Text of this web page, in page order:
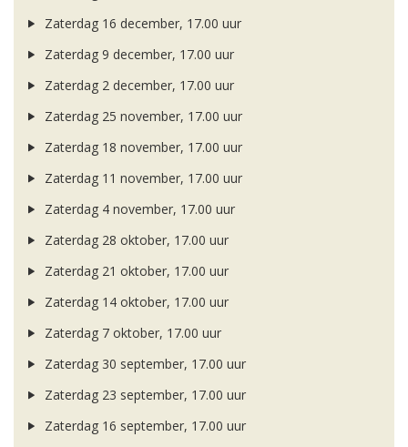
Zaterdag 16 december, 17.00 uur
Zaterdag 9 december, 17.00 uur
Zaterdag 2 december, 17.00 uur
Zaterdag 25 november, 17.00 uur
Zaterdag 18 november, 17.00 uur
Zaterdag 11 november, 17.00 uur
Zaterdag 4 november, 17.00 uur
Zaterdag 28 oktober, 17.00 uur
Zaterdag 21 oktober, 17.00 uur
Zaterdag 14 oktober, 17.00 uur
Zaterdag 7 oktober, 17.00 uur
Zaterdag 30 september, 17.00 uur
Zaterdag 23 september, 17.00 uur
Zaterdag 16 september, 17.00 uur